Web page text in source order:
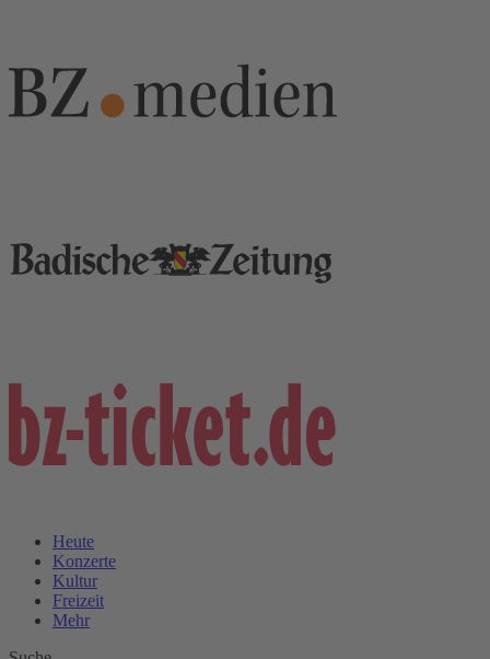
Heute
Konzerte
Kultur
Freizeit
Mehr